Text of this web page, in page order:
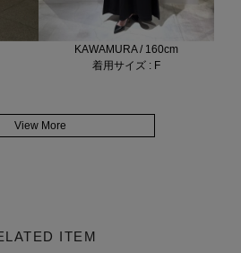
KAWAMURA / 160cm
着用サイズ : F
View More
ITEM